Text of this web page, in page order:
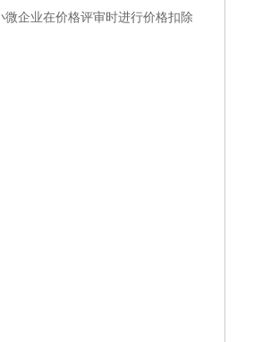
企业在价格评审时进行价格扣除